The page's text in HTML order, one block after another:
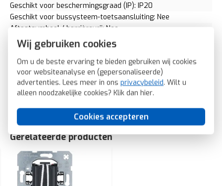
Wij gebruiken cookies
Om u de beste ervaring te bieden gebruiken wij cookies
voor websiteanalyse en (gepersonaliseerde)
advertenties. Lees meer in ons privacybeleid. Wilt u
alleen noodzakelijke cookies? Klik dan hier.
Cookies accepteren
Geschikt voor beschermingsgraad (IP): IP20
Geschikt voor bussysteem-toetsaansluiting: Nee
Aftastsymbool / barrièrevrij: Nee
Antibacteriële behandeling: Nee
(11466086)
SKU: Berker 11466086
EAN: 4011334379904
Gerelateerde producten